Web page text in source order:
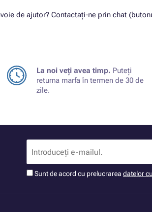
de ajutor? Contactați-ne prin chat
La noi veți avea timp. Puteți
returna marfa în termen de 30 de
zile.
Sunt de acord cu prelucrarea datelor